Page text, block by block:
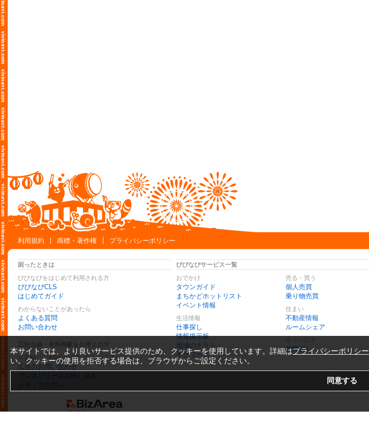
利用規約
商標・著作権 プライバシーポリシー
困ったときは
びびなびをはじめて利用される方
びびなびCLS
はじめてガイド
わからないことがあったら
よくある質問
お問い合わせ
お気軽にご相談・お問い合わせ下さい
広告のお問い合わせ
プレスリリースお申し込み
メディアの方へ
びびなびサービス一覧
おでかけ
タウンガイド
まちかどホットリスト
イベント情報
生活情報
仕事探し
情報掲示板
地域のチラシ
ギグワーク
売る・買う
個人売買
乗り物売買
住まい
不動産情報
ルームシェア
仲間探し
本サイトでは、より良いサービス提供のため、クッキーを使用しています。詳細はプライバシーポリシー
い。クッキーの使用を拒否する場合は、ブラウザからご設定ください。